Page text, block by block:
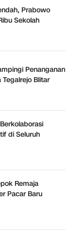
Prabowo
Sekolah
Penanganan
Blitar
di Seluruh
Remaja
Pacar Baru